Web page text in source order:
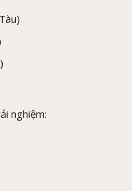
nghiệm: